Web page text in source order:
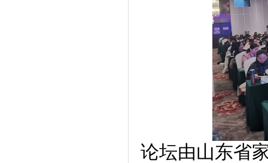
论坛由山东省